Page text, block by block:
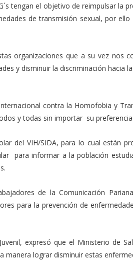
tengan el objetivo de reimpulsar la
de transmisión sexual, por
organizaciones que a su vez nos
y disminuir la discriminación hacia
contra la Homofobia y
y todas sin importar su preferencia
del VIH/SIDA, para lo cual están
para informar a la población
de la Comunicación
para la prevención de
expresó que el Ministerio de
manera lograr disminuir estas